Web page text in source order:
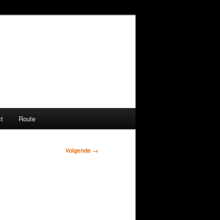
Route
Volgende →